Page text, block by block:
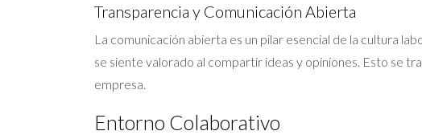
Transparencia y Comunicación Abierta
La comunicación abierta es un pilar esencial de la cultura
se siente valorado al compartir ideas y opiniones. Esto se
empresa.
Entorno Colaborativo